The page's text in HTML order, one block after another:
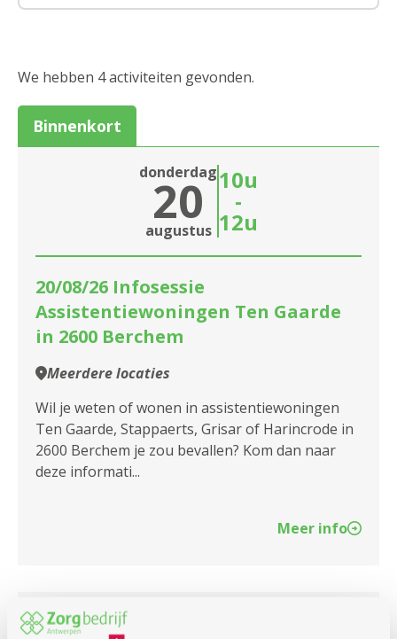
2018 Antwerpen
2020 Antwerpen
2030 Antwerpen
2040 Berendrecht
2050 Antwerpen-Linkeroever
2060 Antwerpen
2100 Antwerpen
2140 Borgerhout
2170 Merksem
2180 Ekeren
2950 Kapellen
Sluiten
We hebben 4 activiteiten gevonden.
Binnenkort
donderdag
20
augustus
10u
-
12u
20/08/26 Infosessie
Assistentiewoningen Ten Gaarde
in 2600 Berchem
Meerdere locaties
Wil je weten of wonen in assistentiewoningen
Ten Gaarde, Stappaerts, Grisar of Harincrode in
2600 Berchem je zou bevallen? Kom dan naar
deze informati...
Meer info